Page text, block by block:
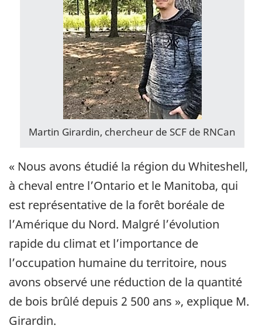
Martin Girardin, chercheur de SCF de RNCan
« Nous avons étudié la région du Whiteshell,
à cheval entre l’Ontario et le Manitoba, qui
est représentative de la forêt boréale de
l’Amérique du Nord. Malgré l’évolution
rapide du climat et l’importance de
l’occupation humaine du territoire, nous
avons observé une réduction de la quantité
de bois brûlé depuis 2 500 ans », explique M.
Girardin.